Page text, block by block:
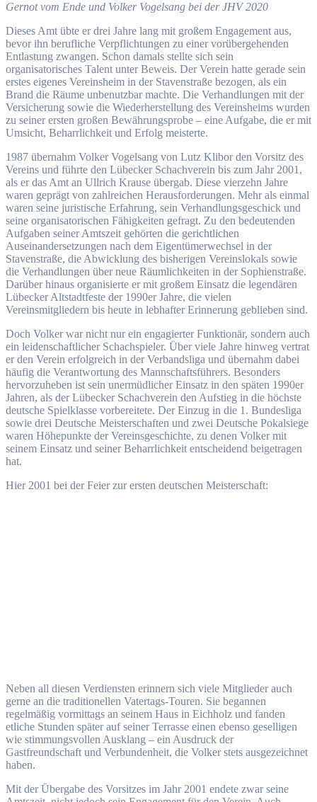
Gernot vom Ende und Volker Vogelsang bei der JHV 2020
Dieses Amt übte er drei Jahre lang mit großem Engagement aus,
bevor ihn berufliche Verpflichtungen zu einer vorübergehenden
Entlastung zwangen. Schon damals stellte sich sein
organisatorisches Talent unter Beweis. Der Verein hatte gerade sein
erstes eigenes Vereinsheim in der Stavenstraße bezogen, als ein
Brand die Räume unbenutzbar machte. Die Verhandlungen mit der
Versicherung sowie die Wiederherstellung des Vereinsheims wurden
zu seiner ersten großen Bewährungsprobe – eine Aufgabe, die er mit
Umsicht, Beharrlichkeit und Erfolg meisterte.
1987 übernahm Volker Vogelsang von Lutz Klibor den Vorsitz des
Vereins und führte den Lübecker Schachverein bis zum Jahr 2001,
als er das Amt an Ullrich Krause übergab. Diese vierzehn Jahre
waren geprägt von zahlreichen Herausforderungen. Mehr als einmal
waren seine juristische Erfahrung, sein Verhandlungsgeschick und
seine organisatorischen Fähigkeiten gefragt. Zu den bedeutenden
Aufgaben seiner Amtszeit gehörten die gerichtlichen
Auseinandersetzungen nach dem Eigentümerwechsel in der
Stavenstraße, die Abwicklung des bisherigen Vereinslokals sowie
die Verhandlungen über neue Räumlichkeiten in der Sophienstraße.
Darüber hinaus organisierte er mit großem Einsatz die legendären
Lübecker Altstadtfeste der 1990er Jahre, die vielen
Vereinsmitgliedern bis heute in lebhafter Erinnerung geblieben sind.
Doch Volker war nicht nur ein engagierter Funktionär, sondern auch
ein leidenschaftlicher Schachspieler. Über viele Jahre hinweg vertrat
er den Verein erfolgreich in der Verbandsliga und übernahm dabei
häufig die Verantwortung des Mannschaftsführers. Besonders
hervorzuheben ist sein unermüdlicher Einsatz in den späten 1990er
Jahren, als der Lübecker Schachverein den Aufstieg in die höchste
deutsche Spielklasse vorbereitete. Der Einzug in die 1. Bundesliga
sowie drei Deutsche Meisterschaften und zwei Deutsche Pokalsiege
waren Höhepunkte der Vereinsgeschichte, zu denen Volker mit
seinem Einsatz und seiner Beharrlichkeit entscheidend beigetragen
hat.
Hier 2001 bei der Feier zur ersten deutschen Meisterschaft:
Neben all diesen Verdiensten erinnern sich viele Mitglieder auch
gerne an die traditionellen Vatertags-Touren. Sie begannen
regelmäßig vormittags an seinem Haus in Eichholz und fanden
etliche Stunden später auf seiner Terrasse einen ebenso geselligen
wie stimmungsvollen Ausklang – ein Ausdruck der
Gastfreundschaft und Verbundenheit, die Volker stets ausgezeichnet
haben.
Mit der Übergabe des Vorsitzes im Jahr 2001 endete zwar seine